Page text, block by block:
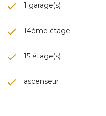
1 garage(s)
14ème étage
15 étage(s)
ascenseur